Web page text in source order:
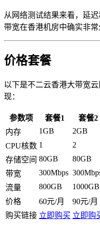
从网络测试结果来看，延
带宽在香港机房中确实非常
价格套餐
以下是不二云香港大带宽
现：
参数项 套餐1 套餐2
内存
1GB 2GB
CPU核数 1 2
存储空间 80GB 80GB
带宽
300Mbps
流量
800GB 1000GB
价格
60元/月 90元/月
购买链接 立即购买 立即购